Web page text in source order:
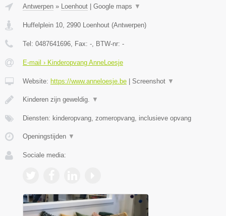
Antwerpen » Loenhout | Google maps ▼
Huffelplein 10 2990 Loenhout (Antwerpen)
Tel: 0487641696 , Fax: - , BTW-nr: -
E-mail › Kinderopvang AnneLoesje
Website: https://www.anneloesje.be | Screenshot ▼
Kinderen zijn geweldig. ▼
Diensten: kinderopvang, zomeropvang, inclusieve opvang
Openingstijden ▼
Sociale media: